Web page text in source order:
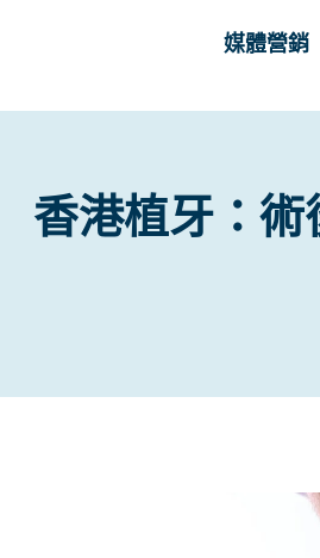
媒體營銷
香港植牙：術